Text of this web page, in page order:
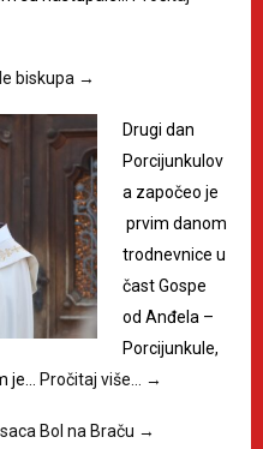
biskupa →
Drugi dan
Porcijunkulov
a započeo je
prvim danom
trodnevnice u
čast Gospe
od Anđela –
Porcijunkule,
je… Pročitaj više… →
Bol na Braču →